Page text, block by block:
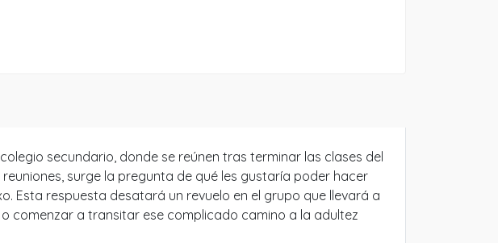
secundario, donde se reúnen tras terminar las clases del
surge la pregunta de qué les gustaría poder hacer
Esta respuesta desatará un revuelo en el grupo que llevará a
comenzar a transitar ese complicado camino a la adultez